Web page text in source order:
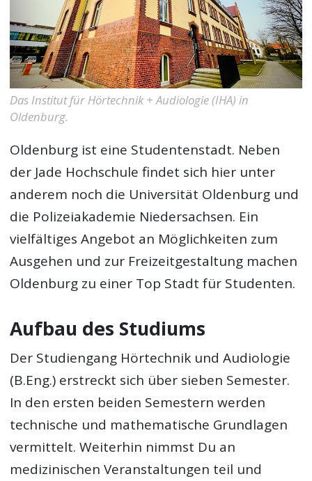
Das Institut für Hörtechnik + Audiologie (IHA) in
Oldenburg.
Oldenburg ist eine Studentenstadt. Neben
der Jade Hochschule findet sich hier unter
anderem noch die Universität Oldenburg und
die Polizeiakademie Niedersachsen. Ein
vielfältiges Angebot an Möglichkeiten zum
Ausgehen und zur Freizeitgestaltung machen
Oldenburg zu einer Top Stadt für Studenten.
Aufbau des Studiums
Der Studiengang Hörtechnik und Audiologie
(B.Eng.) erstreckt sich über sieben Semester.
In den ersten beiden Semestern werden
technische und mathematische Grundlagen
vermittelt. Weiterhin nimmst Du an
medizinischen Veranstaltungen teil und